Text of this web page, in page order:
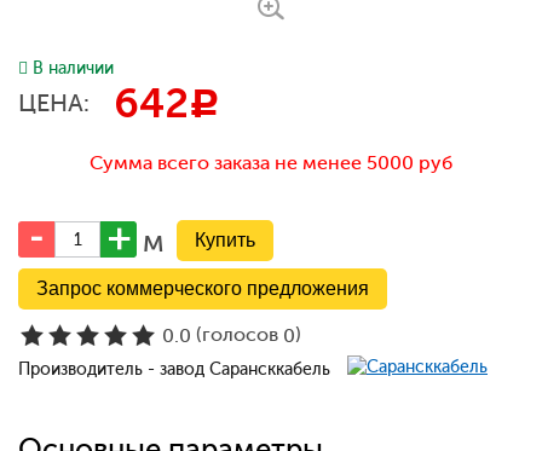
В наличии
ЦЕНА: 642c
Сумма всего заказа не менее 5000 руб
м
Запрос коммерческого предложения
0.0 (голосов 0)
Производитель - завод Сарансккабель